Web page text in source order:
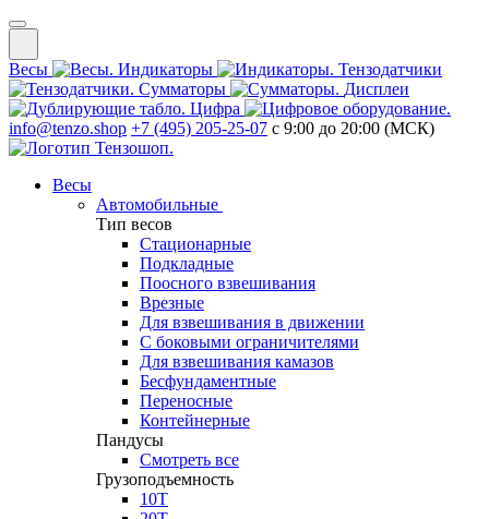
Весы Индикаторы
Тензодатчики
Сумматоры
Дисплеи
Цифра
info@tenzo.shop +7 (495) 205-25-07 с 9:00 до 20:00 (МСК)
Весы
Автомобильные
Тип весов
Стационарные
Подкладные
Поосного взвешивания
Врезные
Для взвешивания в движении
С боковыми ограничителями
Для взвешивания камазов
Бесфундаментные
Переносные
Контейнерные
Пандусы
Смотреть все
Грузоподъемность
10Т